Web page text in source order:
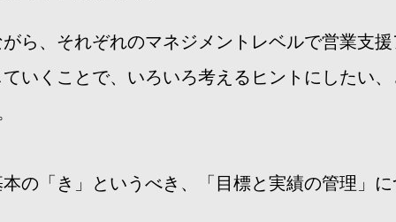
ら、それぞれのマネジメントレベルで営業支
いくことで、いろいろ考えるヒントにしたい
の「き」というべき、「目標と実績の管理」